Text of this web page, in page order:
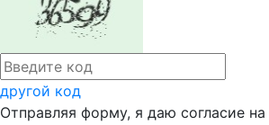
другой код
Отправляя форму, я даю согласие на